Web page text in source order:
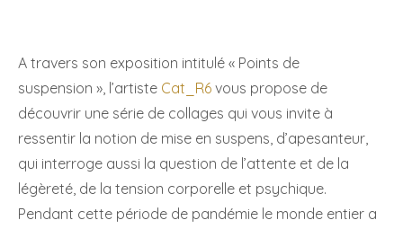
A travers son exposition intitulé « Points de
suspension », l’artiste Cat_R6 vous propose de
découvrir une série de collages qui vous invite à
ressentir la notion de mise en suspens, d’apesanteur,
qui interroge aussi la question de l’attente et de la
légèreté, de la tension corporelle et psychique.
Pendant cette période de pandémie le monde entier a